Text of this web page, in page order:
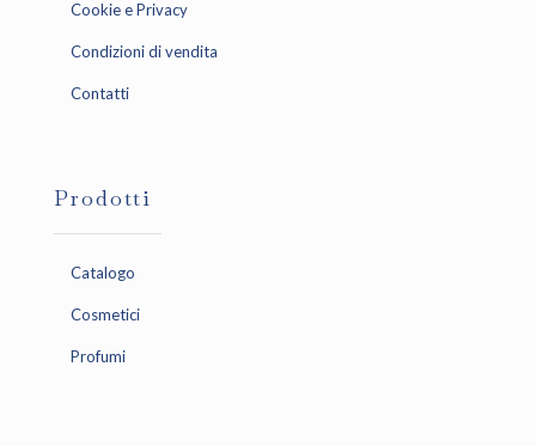
Cookie e Privacy
Condizioni di vendita
Contatti
Prodotti
Catalogo
Cosmetici
Profumi